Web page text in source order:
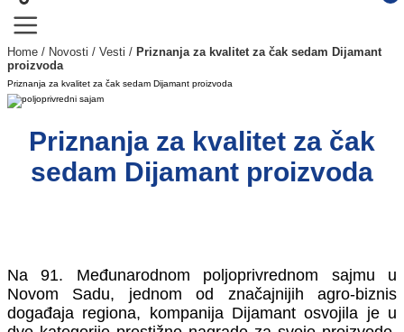
Home / Novosti / Vesti / Priznanja za kvalitet za čak sedam Dijamant
proizvoda
Priznanja za kvalitet za čak sedam Dijamant proizvoda
Priznanja za kvalitet za čak
sedam Dijamant proizvoda
Na 91. Međunarodnom poljoprivrednom sajmu u
Novom Sadu, jednom od značajnijih agro-biznis
događaja regiona, kompanija Dijamant osvojila je u